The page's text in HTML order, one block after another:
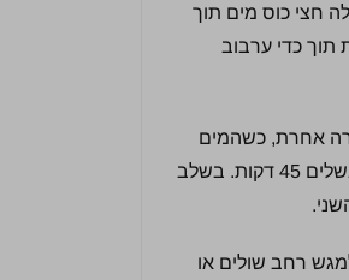
חצי כוס מים תוך
הנותרת תוך כדי ערבוב
אחרת, כשהמים
רותחים בסיר האידוי מעבירים את קמח התירס לחלקו העליון של הסיר ומבשלים 45 דקות. בשלב
רחב שולים או